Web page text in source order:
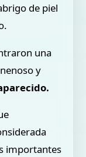
de piel
una
y
importantes